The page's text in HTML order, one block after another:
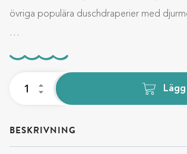
övriga populära duschdraperier med
…
BESKRIVNING